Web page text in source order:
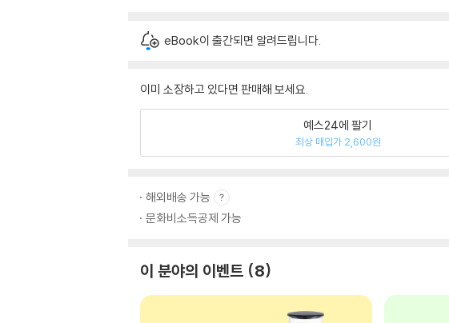
eBook이 출간되면 알려드립니다.
이미 소장하고 있다면 판매해 보세요.
예스24에 팔기
최상 매입가 2,600원
해외배송 가능
문화비소득공제 가능
이 분야의 이벤트 8